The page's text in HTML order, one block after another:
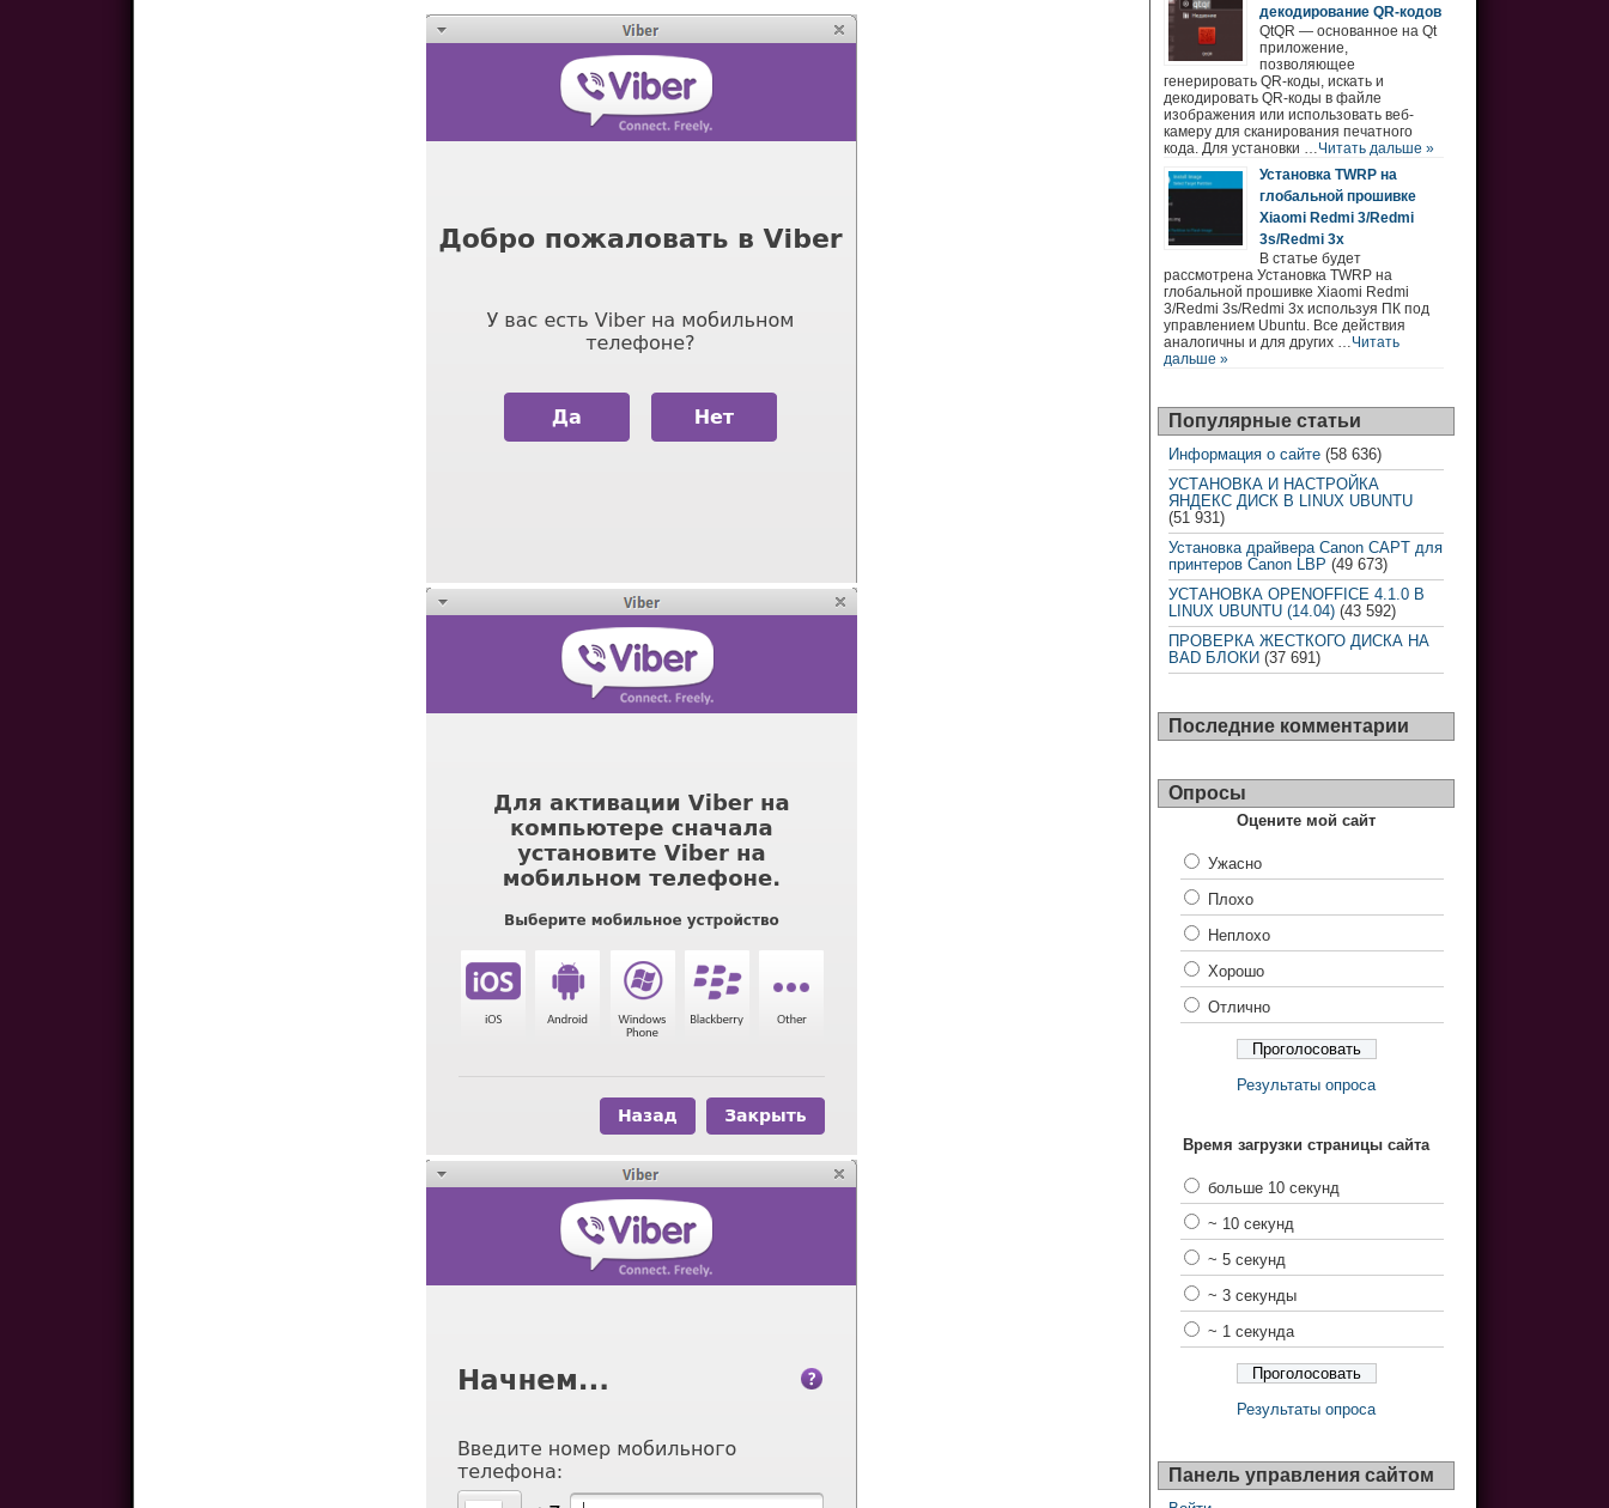
декодирование QR-кодов
QtQR — основанное на Qt
приложение,
позволяющее
генерировать QR-коды, искать и
декодировать QR-коды в файле
изображения или использовать веб-
камеру для сканирования печатного
кода. Для установки …Читать дальше »
Установка TWRP на
глобальной прошивке
Xiaomi Redmi 3/Redmi
3s/Redmi 3x
В статье будет
рассмотрена Установка TWRP на
глобальной прошивке Xiaomi Redmi
3/Redmi 3s/Redmi 3x используя ПК под
управлением Ubuntu. Все действия
аналогичны и для других …Читать
дальше »
Популярные статьи
Информация о сайте (58 636)
УСТАНОВКА И НАСТРОЙКА
ЯНДЕКС ДИСК В LINUX UBUNTU
(51 931)
Установка драйвера Canon CAPT для
принтеров Canon LBP (49 673)
УСТАНОВКА OPENOFFICE 4.1.0 В
LINUX UBUNTU (14.04) (43 592)
ПРОВЕРКА ЖЕСТКОГО ДИСКА НА
BAD БЛОКИ (37 691)
Последние комментарии
Опросы
Оцените мой сайт
Ужасно
Плохо
Неплохо
Хорошо
Отлично
Результаты опроса
Время загрузки страницы сайта
больше 10 секунд
~ 10 секунд
~ 5 секунд
~ 3 секунды
~ 1 секунда
Результаты опроса
Панель управления сайтом